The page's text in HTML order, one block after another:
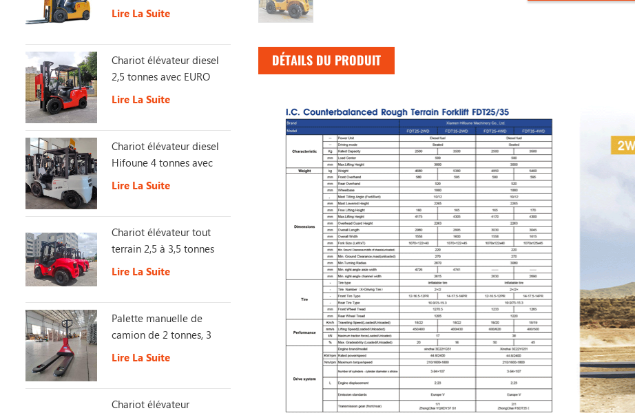
DÉTAILS DU PRODUIT
Lire La Suite
Chariot élévateur diesel
2,5 tonnes avec EURO
Stage 5
Lire La Suite
Chariot élévateur diesel
Hifoune 4 tonnes avec
moteur KUBOTA
Lire La Suite
Chariot élévateur tout
terrain 2,5 à 3,5 tonnes
4X4 2WD/4WD avec
Lire La Suite
Palette manuelle de
camion de 2 tonnes, 3
tonnes, 5 tonnes
Lire La Suite
Chariot élévateur